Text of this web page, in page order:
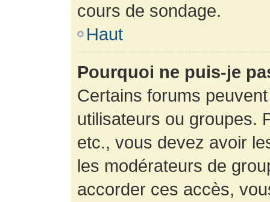
cours de sondage.
Haut
Pourquoi ne puis-je
Certains forums
utilisateurs ou groupes.
etc., vous devez avoir
les modérateurs de
accorder ces accès,